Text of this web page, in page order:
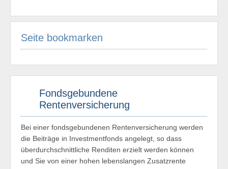
Seite bookmarken
Fondsgebundene
Rentenversicherung
Bei einer fondsgebundenen Rentenversicherung werden
die Beiträge in Investmentfonds angelegt, so dass
überdurchschnittliche Renditen erzielt werden können
und Sie von einer hohen lebenslangen Zusatzrente